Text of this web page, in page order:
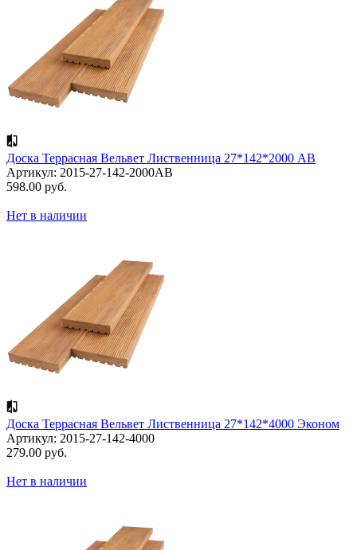
Доска Террасная Вельвет Лиственница 27*142*2000 АВ
Артикул: 2015-27-142-2000AB
598.00 руб.
Нет в наличии
Доска Террасная Вельвет Лиственница 27*142*4000 Эконом
Артикул: 2015-27-142-4000
279.00 руб.
Нет в наличии